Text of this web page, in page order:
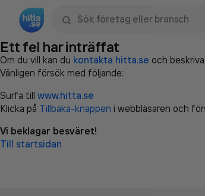
Ett fel har inträffat
Om du vill kan du kontakta hitta.se och
Vänligen försök med följande:
Surfa till www.hitta.se
Klicka på Tillbaka-knappen i webbläsaren och
Vi beklagar besväret!
Till startsidan